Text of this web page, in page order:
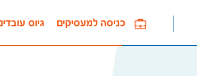
גיוס כניסה למעסיקים